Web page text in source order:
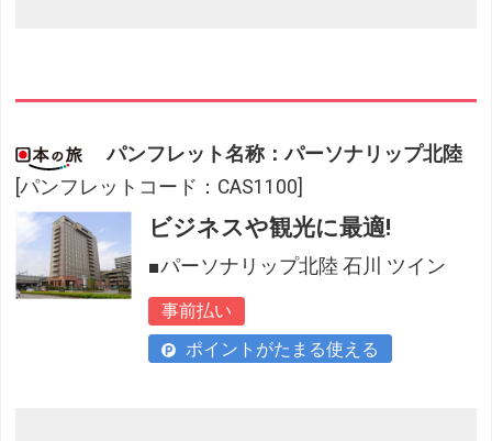
パンフレット名称：パーソナリップ北陸
[パンフレットコード：CAS1100]
ビジネスや観光に最適!
■パーソナリップ北陸 石川 ツイン
事前払い
ポイントがたまる使える